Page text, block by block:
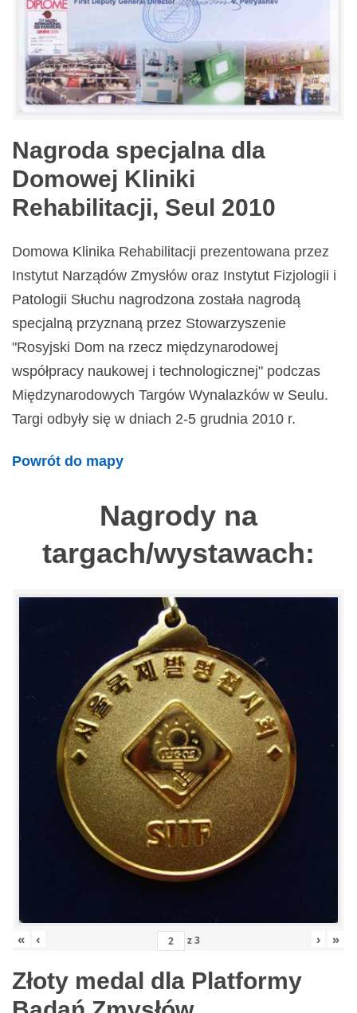
Nagroda specjalna dla
Domowej Kliniki
Rehabilitacji, Seul 2010
Domowa Klinika Rehabilitacji prezentowana przez
Instytut Narządów Zmysłów oraz Instytut Fizjologii i
Patologii Słuchu nagrodzona została nagrodą
specjalną przyznaną przez Stowarzyszenie
"Rosyjski Dom na rzecz międzynarodowej
współpracy naukowej i technologicznej" podczas
Międzynarodowych Targów Wynalazków w Seulu.
Targi odbyły się w dniach 2-5 grudnia 2010 r.
Powrót do mapy
Nagrody na
targach/wystawach:
« ‹ z3 › »
Złoty medal dla Platformy